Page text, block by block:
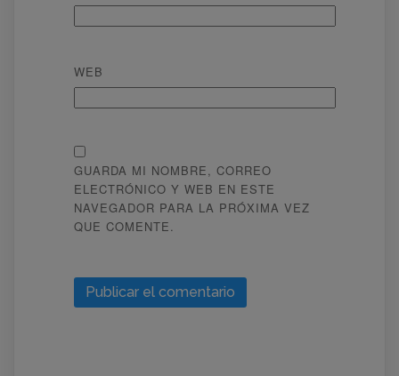
WEB
GUARDA MI NOMBRE, CORREO
ELECTRÓNICO Y WEB EN ESTE
NAVEGADOR PARA LA PRÓXIMA VEZ
QUE COMENTE.